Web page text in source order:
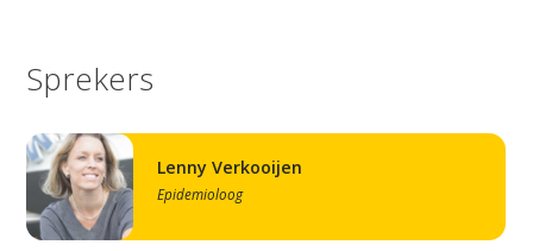
Sprekers
Lenny Verkooijen
Epidemioloog